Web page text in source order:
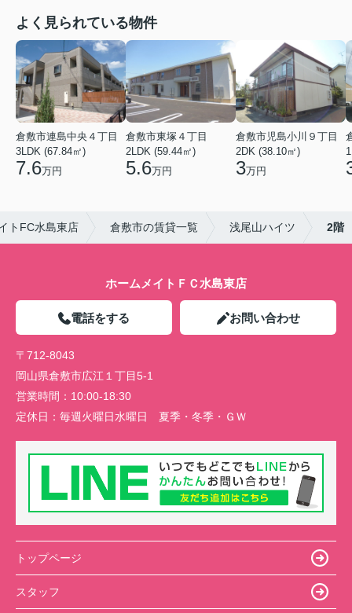
よく見られている物件
倉敷市連島中央４丁目
3LDK (67.84㎡)
7.6万円
倉敷市東塚４丁目
2LDK (59.44㎡)
5.6万円
倉敷市児島小川９丁目
2DK (38.10㎡)
3万円
トFC水島東店 倉敷市の賃貸一覧 浅尾山ハイツ 2階
ホームメイトＦＣ水島東店
電話をする お問い合わせ
〒712-8043
岡山県倉敷市広江１丁目5-1
営業時間： 10:00-18:30
定休日： 毎週火曜日水曜日 夏季・冬季・ＧＷ
トップページ
スタッフ